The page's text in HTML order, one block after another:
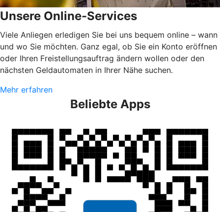
Unsere Online-Services
Viele Anliegen erledigen Sie bei uns bequem online – wann
und wo Sie möchten. Ganz egal, ob Sie ein Konto eröffnen
oder Ihren Freistellungsauftrag ändern wollen oder den
nächsten Geldautomaten in Ihrer Nähe suchen.
Mehr erfahren
Beliebte Apps